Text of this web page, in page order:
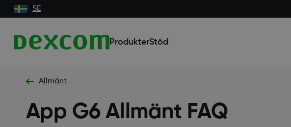
SE
ProdukterStöd
Allmänt
App G6 Allmänt FAQ